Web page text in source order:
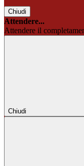
Chiudi
Attendere...
Attendere il
Chiudi